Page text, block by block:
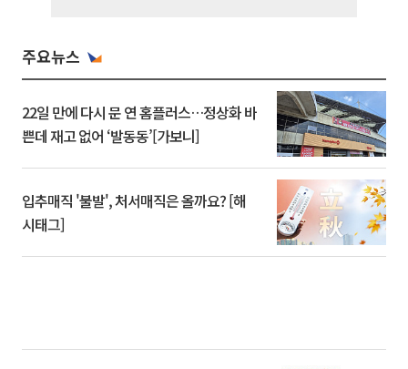
주요뉴스
22일 만에 다시 문 연 홈플러스…정상화 바
쁜데 재고 없어 ‘발동동’[가보니]
입추매직 '불발', 처서매직은 올까요? [해
시태그]